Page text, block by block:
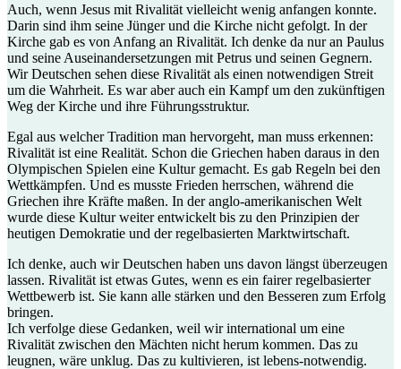
Auch, wenn Jesus mit Rivalität vielleicht wenig anfangen konnte.
Darin sind ihm seine Jünger und die Kirche nicht gefolgt. In der
Kirche gab es von Anfang an Rivalität. Ich denke da nur an Paulus
und seine Auseinandersetzungen mit Petrus und seinen Gegnern.
Wir Deutschen sehen diese Rivalität als einen notwendigen Streit
um die Wahrheit. Es war aber auch ein Kampf um den zukünftigen
Weg der Kirche und ihre Führungsstruktur.
Egal aus welcher Tradition man hervorgeht, man muss erkennen:
Rivalität ist eine Realität. Schon die Griechen haben daraus in den
Olympischen Spielen eine Kultur gemacht. Es gab Regeln bei den
Wettkämpfen. Und es musste Frieden herrschen, während die
Griechen ihre Kräfte maßen. In der anglo-amerikanischen Welt
wurde diese Kultur weiter entwickelt bis zu den Prinzipien der
heutigen Demokratie und der regelbasierten Marktwirtschaft.
Ich denke, auch wir Deutschen haben uns davon längst überzeugen
lassen. Rivalität ist etwas Gutes, wenn es ein fairer regelbasierter
Wettbewerb ist. Sie kann alle stärken und den Besseren zum Erfolg
bringen.
Ich verfolge diese Gedanken, weil wir international um eine
Rivalität zwischen den Mächten nicht herum kommen. Das zu
leugnen, wäre unklug. Das zu kultivieren, ist lebens-notwendig.